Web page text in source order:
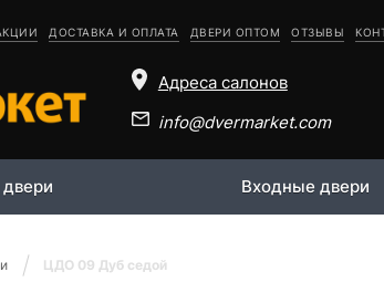
ДОСТАВКА И ОПЛАТА ДВЕРИ ОПТОМ ОТЗЫВЫ
Адреса салонов
info@dvermarket.com
Входные двери
ЦДО 09 Дуб седой